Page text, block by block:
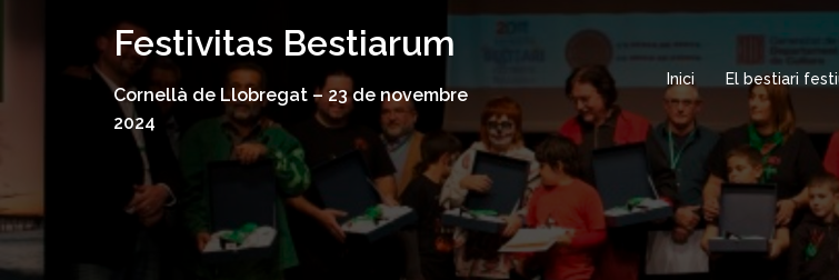
Festivitas Bestiarum
Cornellà de Llobregat – 23 de novembre
2024
Inici El bestiari